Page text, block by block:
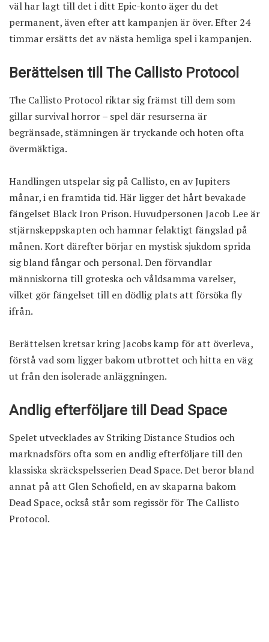
väl har lagt till det i ditt Epic-konto äger du det
permanent, även efter att kampanjen är över. Efter 24
timmar ersätts det av nästa hemliga spel i kampanjen.
Berättelsen till The Callisto Protocol
The Callisto Protocol riktar sig främst till dem som
gillar survival horror – spel där resurserna är
begränsade, stämningen är tryckande och hoten ofta
övermäktiga.
Handlingen utspelar sig på Callisto, en av Jupiters
månar, i en framtida tid. Här ligger det hårt bevakade
fängelset Black Iron Prison. Huvudpersonen Jacob Lee är
stjärnskeppskapten och hamnar felaktigt fängslad på
månen. Kort därefter börjar en mystisk sjukdom sprida
sig bland fångar och personal. Den förvandlar
människorna till groteska och våldsamma varelser,
vilket gör fängelset till en dödlig plats att försöka fly
ifrån.
Berättelsen kretsar kring Jacobs kamp för att överleva,
förstå vad som ligger bakom utbrottet och hitta en väg
ut från den isolerade anläggningen.
Andlig efterföljare till Dead Space
Spelet utvecklades av Striking Distance Studios och
marknadsförs ofta som en andlig efterföljare till den
klassiska skräckspelsserien Dead Space. Det beror bland
annat på att Glen Schofield, en av skaparna bakom
Dead Space, också står som regissör för The Callisto
Protocol.